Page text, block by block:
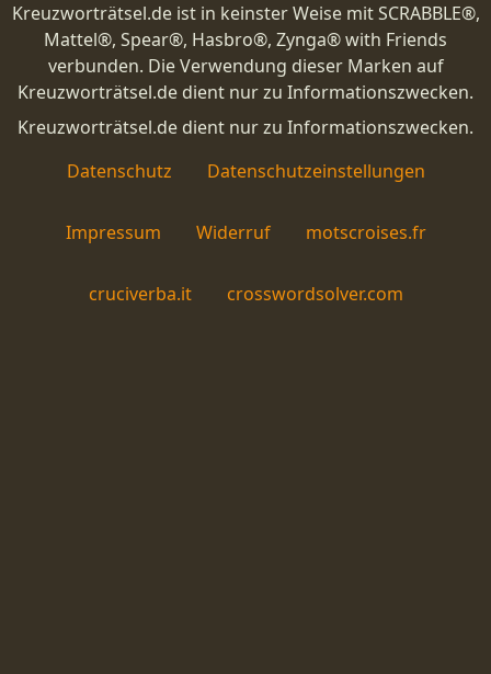
Kreuzworträtsel.de ist in keinster Weise mit SCRABBLE®,
Mattel®, Spear®, Hasbro®, Zynga® with Friends
verbunden. Die Verwendung dieser Marken auf
Kreuzworträtsel.de dient nur zu Informationszwecken.
Kreuzworträtsel.de dient nur zu Informationszwecken.
Datenschutz
Datenschutzeinstellungen
Impressum Widerruf motscroises.fr
cruciverba.it crosswordsolver.com